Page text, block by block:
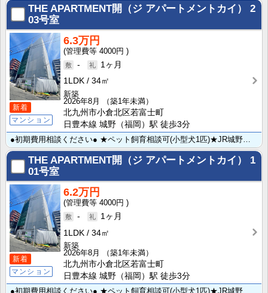
THE APARTMENT開（ジ アパートメントカイ）
2
03号室
新着
マンション
6.3万円
4000円
-
1ヶ月
1LDK
34㎡
新築
2026年8月
（築1年未満）
北九州市小倉北区若富士町
日豊本線 城野（福岡）駅 徒歩3分
●初期費用相談ください● ★ペット飼育相談可(小型犬1匹)★JR城野駅まで徒歩3分＆北九州総合病院ま･･･
THE APARTMENT開（ジ アパートメントカイ）
1
01号室
新着
マンション
6.2万円
4000円
-
1ヶ月
1LDK
34㎡
新築
2026年8月
（築1年未満）
北九州市小倉北区若富士町
日豊本線 城野（福岡）駅 徒歩3分